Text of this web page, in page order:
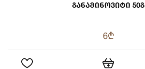
Განამინოვიტი 50გ
6₾